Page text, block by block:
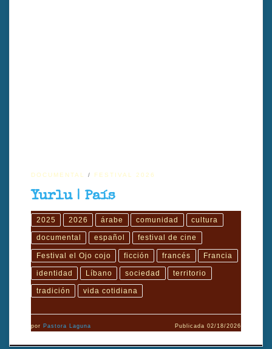
DOCUMENTAL FESTIVAL 2026
Yurlu | País
2025 2026 árabe comunidad cultura
documental español festival de cine
Festival el Ojo cojo ficción francés Francia
identidad Líbano sociedad territorio
tradición vida cotidiana
por Pastora Laguna Publicada02/18/2026